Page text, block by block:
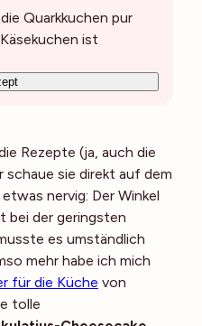
Quarkkuchen pur
ist
Rezepte (ja, auch die
schaue sie direkt auf dem
etwas nervig: Der Winkel
bei der geringsten
es umständlich
mehr habe ich mich
für die Küche von
tolle